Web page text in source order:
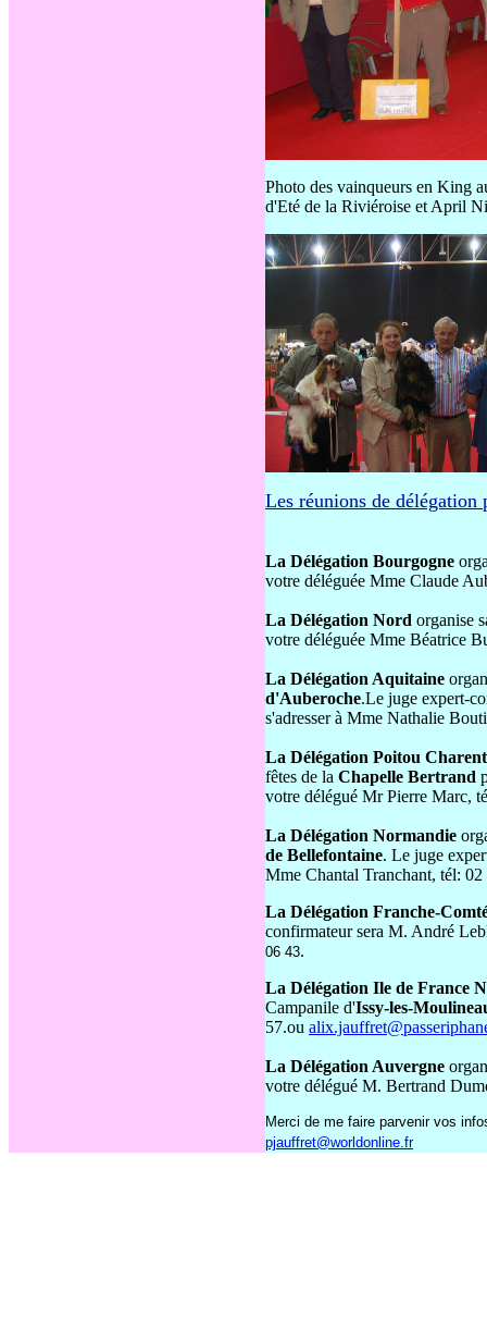
Photo des vainqueurs en King
d'Eté de la Riviéroise et April
Les réunions de délégation
La Délégation Bourgogne
votre déléguée Mme Claude
La Délégation Nord organise
votre déléguée Mme Béatrice
La Délégation Aquitaine
d'Auberoche.Le juge expert-
s'adresser à Mme Nathalie
La Délégation Poitou
fêtes de la Chapelle Bertrand
votre délégué Mr Pierre Marc,
La Délégation Normandie
de Bellefontaine. Le juge
Mme Chantal Tranchant, tél:
La Délégation Franche-
confirmateur sera M. André
06 43.
La Délégation Ile de France
Campanile d'Issy-les-
57.ou
La Délégation Auvergne
votre délégué M. Bertrand
Merci de me faire parvenirvos
pjauffret@worldonline.fr